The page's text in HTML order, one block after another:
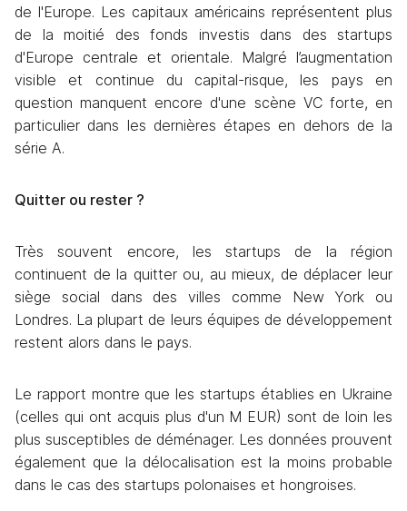
de l'Europe. Les capitaux américains représentent plus
de la moitié des fonds investis dans des startups
d'Europe centrale et orientale. Malgré l’augmentation
visible et continue du capital-risque, les pays en
question manquent encore d'une scène VC forte, en
particulier dans les dernières étapes en dehors de la
série A.
Quitter ou rester ?
Très souvent encore, les startups de la région
continuent de la quitter ou, au mieux, de déplacer leur
siège social dans des villes comme New York ou
Londres. La plupart de leurs équipes de développement
restent alors dans le pays.
Le rapport montre que les startups établies en Ukraine
(celles qui ont acquis plus d'un M EUR) sont de loin les
plus susceptibles de déménager. Les données prouvent
également que la délocalisation est la moins probable
dans le cas des startups polonaises et hongroises.